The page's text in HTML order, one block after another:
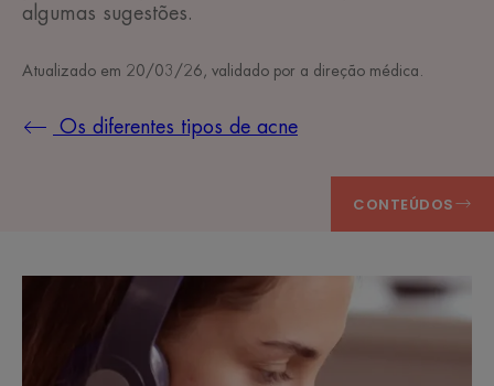
algumas sugestões.
Atualizado em 20/03/26 , validado por a direção médica
Os diferentes tipos de acne
CONTEÚDOS